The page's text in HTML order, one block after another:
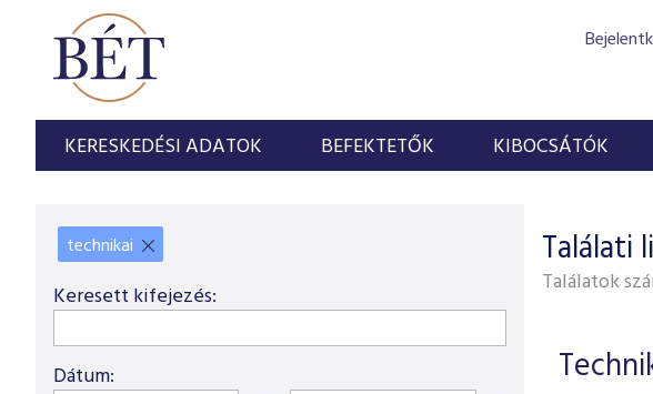
KERESKEDÉSI ADATOK BEFEKTETŐK KIBOCSÁTÓK
technikai X
Keresett kifejezés:
Dátum:
Találati
Találatok